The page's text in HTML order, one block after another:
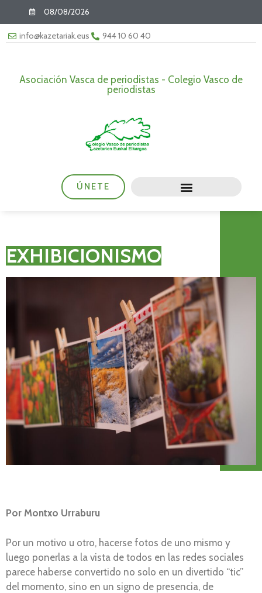
08/08/2026
info@kazetariak.eus 944 10 60 40
Asociación Vasca de periodistas - Colegio Vasco de
periodistas
ÚNETE
EXHIBICIONISMO
Por Montxo Urraburu
Por un motivo u otro, hacerse fotos de uno mismo y
luego ponerlas a la vista de todos en las redes sociales
parece haberse convertido no solo en un divertido “tic”
del momento, sino en un signo de presencia, de